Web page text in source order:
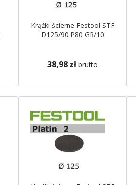
Krążki ścierne Festool STF
D125/90 P80 GR/10
38,98 zł brutto